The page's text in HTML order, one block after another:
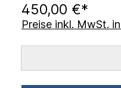
450,00 €*
Preise inkl. MwSt.